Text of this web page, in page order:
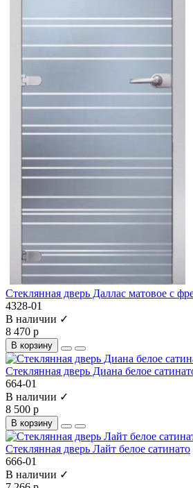
Стеклянная дверь Даллас матовое с
4328-01
В наличии ✓
8 470 р
В корзину
Стеклянная дверь Диана белое
664-01
В наличии ✓
8 500 р
В корзину
Стеклянная дверь Лайт белое сатинато
666-01
В наличии ✓